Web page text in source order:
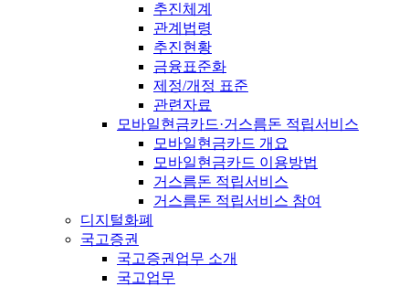
추진체계
관계법령
추진현황
금융표준화
제정/개정 표준
관련자료
모바일현금카드·거스름돈 적립서비스
모바일현금카드 개요
모바일현금카드 이용방법
거스름돈 적립서비스
거스름돈 적립서비스 참여
디지털화폐
국고증권
국고증권업무 소개
국고업무